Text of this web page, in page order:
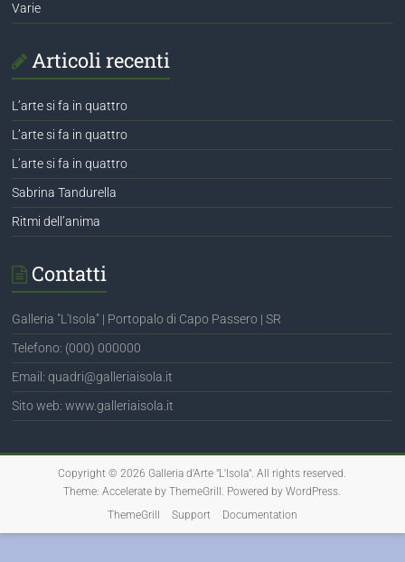
Varie
Articoli recenti
L’arte si fa in quattro
L’arte si fa in quattro
L’arte si fa in quattro
Sabrina Tandurella
Ritmi dell’anima
Contatti
Galleria "L'Isola" | Portopalo di Capo Passero | SR
Telefono: (000) 000000
Email: quadri@galleriaisola.it
Sito web: www.galleriaisola.it
Copyright © 2026 Galleria d'Arte "L'Isola". All rights reserved.
Theme:Accelerate by ThemeGrill. Powered byWordPress.
ThemeGrill
Support Documentation